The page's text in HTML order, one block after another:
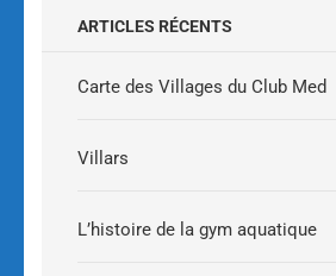
ARTICLES RÉCENTS
Carte des Villages du Club Med
Villars
L’histoire de la gym aquatique